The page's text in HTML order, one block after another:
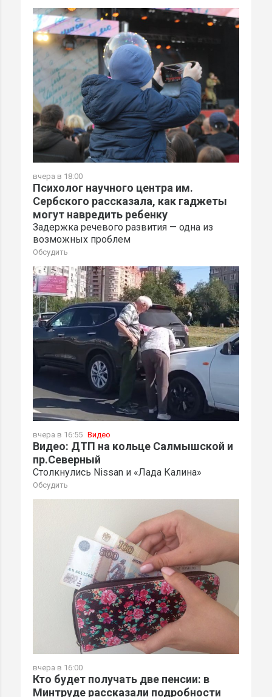
вчера в 18:00
Психолог научного центра им.
Сербского рассказала, как гаджеты
могут навредить ребенку
Задержка речевого развития — одна из
возможных проблем
Обсудить
вчера в 16:55 Видео
Видео: ДТП на кольце Салмышской и
пр.Северный
Столкнулись Nissan и «Лада Калина»
Обсудить
вчера в 16:00
Кто будет получать две пенсии: в
Минтруде рассказали подробности